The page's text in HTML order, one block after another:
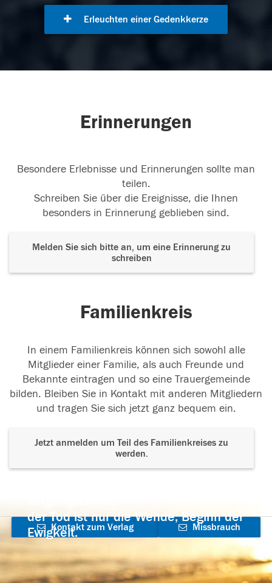
Erleuchten einer Gedenkkerze
Erinnerungen
Besondere Erlebnisse und Erinnerungen sollte man
teilen.
Schreiben Sie über die Ereignisse, die Ihnen
besonders in Erinnerung geblieben sind.
Melden Sie sich bitte an, um eine Erinnerung zu
schreiben
Familienkreis
In einem Familienkreis können sich sowohl alle
Mitglieder einer Familie, als auch Freunde und
Bekannte eintragen und so eine Trauergemeinde
bilden. Bleiben Sie in Kontakt mit anderen Mitgliedern
und tragen Sie sich jetzt ganz bequem ein.
Jetzt anmelden um Teil des Familienkreises zu
werden.
der Tod ist nur die Wende, Beginn der
Ewigkeit.
Kontakt zum Verlag
aufnehmen
Missbrauch